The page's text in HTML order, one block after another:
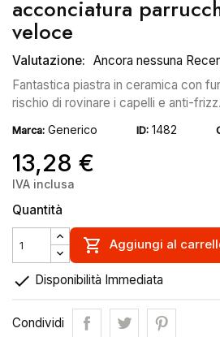
acconciatura
veloce
Valutazione: Ancora nessuna
Fantastica piastra in ceramica con
rischio di rovinare i capelli e anti-frizz.
Marca: Generico ID: 1482
13,28 €
IVA inclusa
Quantità
 Aggiungi al
 Disponibilità Immediata
Condividi